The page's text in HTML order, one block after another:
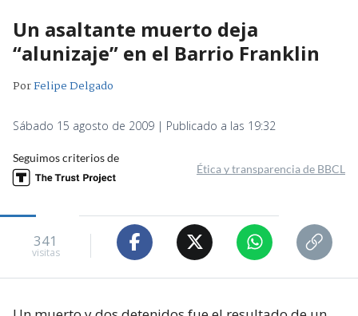
Un asaltante muerto deja
“alunizaje” en el Barrio Franklin
PorFelipe Delgado
Sábado 15 agosto de 2009 | Publicado a las 19:32
Seguimos criterios de
Ética y transparencia de BBCL
341
visitas